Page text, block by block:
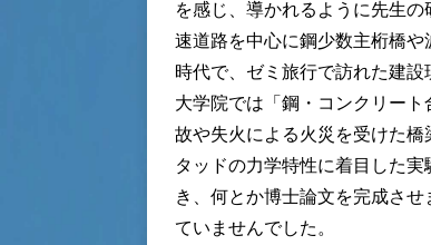
を感じ、導かれるように先生
速道路を中心に鋼少数主桁橋
時代で、ゼミ旅行で訪れた建設
大学院では「鋼・コンクリー
故や失火による火災を受けた
タッドの力学特性に着目した
き、何とか博士論文を完成さ
ていませんでした。